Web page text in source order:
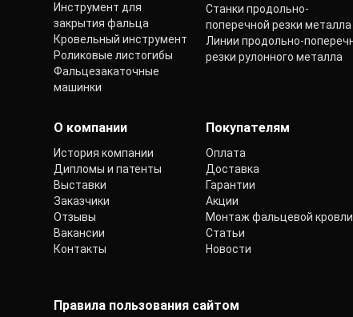
Инструмент для
закрытия фальца
Кровельный инструмент
Роликовые листогибы
Фальцезакаточные
машинки
Станки продольно-
поперечной резки металла
Линии продольно-
резки рулонного металла
О компании
История компании
Дипломы и патенты
Выставки
Заказчики
Отзывы
Вакансии
Контакты
Покупателям
Оплата
Доставка
Гарантии
Акции
Монтаж фальцевой кровли
Статьи
Новости
Правила пользования сайтом